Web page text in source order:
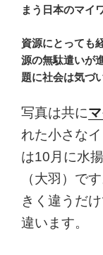
まう日本のマイ
資源にとっても
源の無駄遣いが
題に社会は気づ
写真は共に
れた小さな
は10月に水
（大羽）で
きく違うだ
違います。